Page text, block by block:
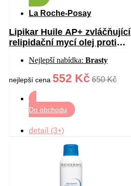
La Roche-Posay
Lipikar Huile AP+ zvláčňující
relipidační mycí olej proti
Nejlepší nabídka: Brasty
nejlepší cena 552 Kč 650 Kč
Do obchodu
detail (3+)